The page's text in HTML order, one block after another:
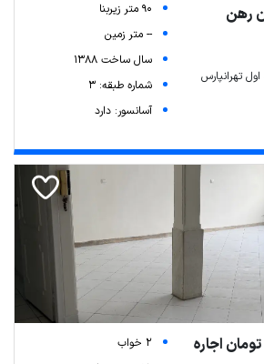
90 متر زیربنا
-- متر زمین
سال ساخت 1388
شماره طبقه: 3
آسانسور: دارد
2 خواب